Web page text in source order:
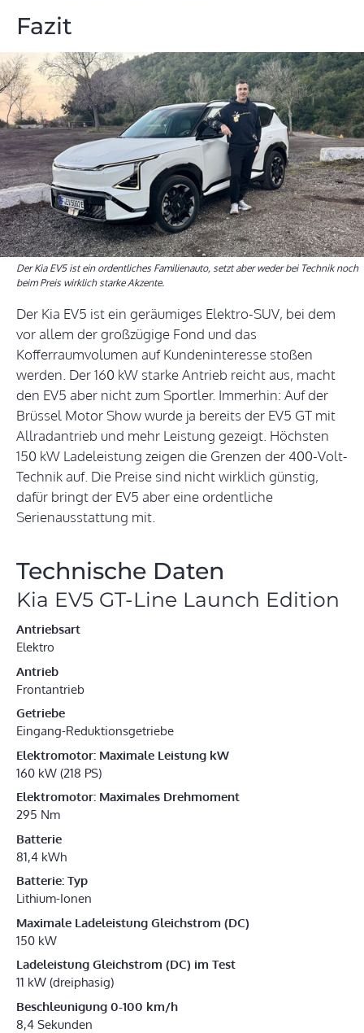
Fazit
Der Kia EV5 ist ein ordentliches Familienauto, setzt aber weder bei Technik noch
beim Preis wirklich starke Akzente.
Der Kia EV5 ist ein geräumiges Elektro-SUV, bei dem
vor allem der großzügige Fond und das
Kofferraumvolumen auf Kundeninteresse stoßen
werden. Der 160 kW starke Antrieb reicht aus, macht
den EV5 aber nicht zum Sportler. Immerhin: Auf der
Brüssel Motor Show wurde ja bereits der EV5 GT mit
Allradantrieb und mehr Leistung gezeigt. Höchsten
150 kW Ladeleistung zeigen die Grenzen der 400-Volt-
Technik auf. Die Preise sind nicht wirklich günstig,
dafür bringt der EV5 aber eine ordentliche
Serienausstattung mit.
Technische Daten
Kia EV5 GT-Line Launch Edition
Antriebsart
Elektro
Antrieb
Frontantrieb
Getriebe
Eingang-Reduktionsgetriebe
Elektromotor: Maximale Leistung kW
160 kW (218 PS)
Elektromotor: Maximales Drehmoment
295 Nm
Batterie
81,4 kWh
Batterie: Typ
Lithium-Ionen
Maximale Ladeleistung Gleichstrom (DC)
150 kW
Ladeleistung Gleichstrom (DC) im Test
11 kW (dreiphasig)
Beschleunigung 0-100 km/h
8,4 Sekunden